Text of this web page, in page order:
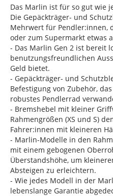
Das Marlin ist für so gut wie
Die Gepäckträger- und
Mehrwert für Pendler:innen,
oder zum Supermarkt etwas
- Das Marlin Gen 2 ist bereit
benutzungsfreundlichen
Geld bietet.
- Gepäckträger- und
Befestigung von Zubehör,
robustes Pendlerrad
- Bremshebel mit kleiner
Rahmengrößen (XS und S)
Fahrer:innen mit kleineren
- Marlin-Modelle in den
mit einem gebogenen
Überstandshöhe, um
Absteigen zu erleichtern.
- Wie jedes Modell in der
lebenslange Garantie